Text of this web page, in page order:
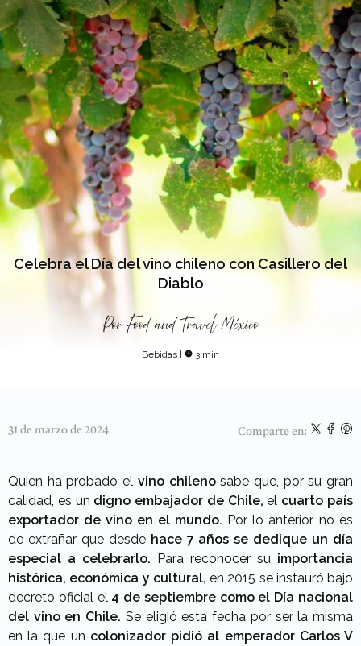
Celebra el Día del vino chileno con Casillero del
Diablo
Por Food and Travel México
Bebidas | 3 min
31 de marzo de 2024 Comparte en:
Quien ha probado el vino chilenosabe que, por su gran
calidad, es un digno embajador de Chile, el cuarto país
exportador de vino en el mundo. Por lo anterior, no es
de extrañar que desde hace 7 años se dedique un día
especial a celebrarlo. Para reconocer su importancia
histórica, económica y cultural, en 2015 se instauró bajo
decreto oficial el 4 de septiembre como el Día nacional
del vino en Chile. Se eligió esta fecha por ser la misma
en la que un colonizador pidió al emperador Carlos V